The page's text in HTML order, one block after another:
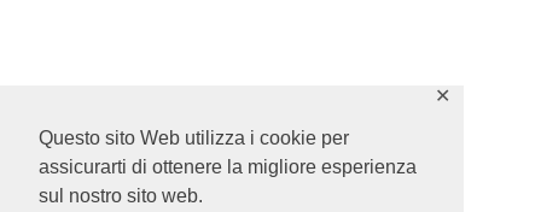
Questo sito Web utilizza i cookie per
assicurarti di ottenere la migliore esperienza
sul nostro sito web.
✕